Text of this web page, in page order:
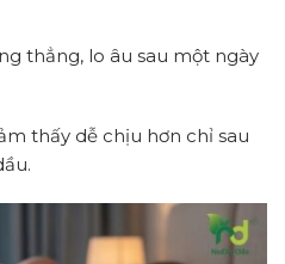
thẳng, lo âu sau một ngày
thấy dễ chịu hơn chỉ sau